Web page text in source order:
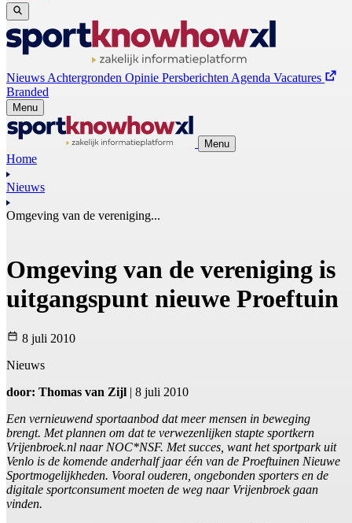
Nieuws Achtergronden Opinie Persberichten Agenda Vacatures
Branded
Menu
Menu
Home
Nieuws
Omgeving van de vereniging...
Omgeving van de vereniging is
uitgangspunt nieuwe Proeftuin
8 juli 2010
Nieuws
door: Thomas van Zijl | 8 juli 2010
Een vernieuwend sportaanbod dat meer mensen in beweging
brengt. Met plannen om dat te verwezenlijken stapte sportkern
Vrijenbroek.nl naar NOC*NSF. Met succes, want het sportpark uit
Venlo is de komende anderhalf jaar één van de Proeftuinen Nieuwe
Sportmogelijkheden. Vooral ouderen, ongebonden sporters en de
digitale sportconsument moeten de weg naar Vrijenbroek gaan
vinden.